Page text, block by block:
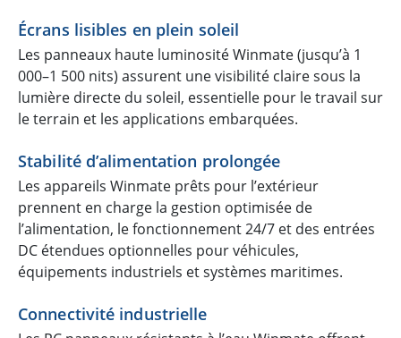
Écrans lisibles en plein soleil
Les panneaux haute luminosité Winmate (jusqu’à 1
000–1 500 nits) assurent une visibilité claire sous la
lumière directe du soleil, essentielle pour le travail sur
le terrain et les applications embarquées.
Stabilité d’alimentation prolongée
Les appareils Winmate prêts pour l’extérieur
prennent en charge la gestion optimisée de
l’alimentation, le fonctionnement 24/7 et des entrées
DC étendues optionnelles pour véhicules,
équipements industriels et systèmes maritimes.
Connectivité industrielle